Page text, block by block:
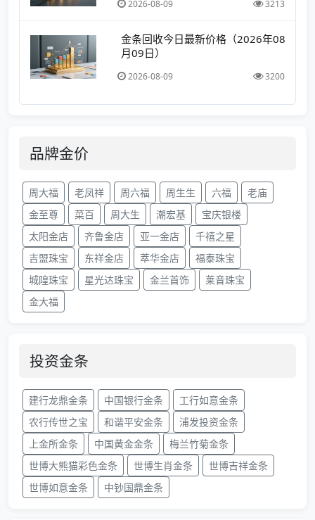
2026-08-09 3213
金条回收今日最新价格（2026年08
月09日）
2026-08-09 3200
品牌金价
周大福 老凤祥 周六福 周生生 六福
老庙
金至尊
菜百 周大生 潮宏基
宝庆银楼
太阳金店
齐鲁金店 亚一金店
千禧之星
吉盟珠宝
东祥金店 萃华金店
福泰珠宝
城隍珠宝
星光达珠宝 金兰首饰
莱音珠宝
金大福
投资金条
建行龙鼎金条 中国银行金条
工行如意金条
农行传世之宝
和谐平安金条
浦发投资金条
上金所金条
中国黄金金条
梅兰竹菊金条
世博大熊猫彩色金条
世博生肖金条
世博吉祥金条
世博如意金条
中钞国鼎金条